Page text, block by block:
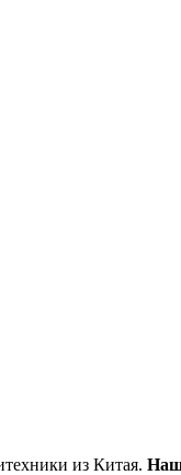
из Китая. Наш